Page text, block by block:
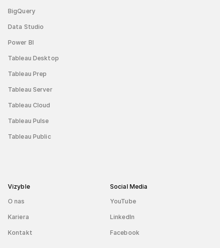
BigQuery
Data Studio
Power BI
Tableau Desktop
Tableau Prep
Tableau Server
Tableau Cloud
Tableau Pulse
Tableau Public
Vizyble
O nas
Kariera
Kontakt
Social Media
YouTube
LinkedIn
Facebook